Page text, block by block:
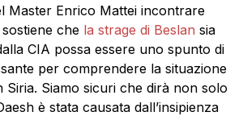
Master Enrico Mattei incontrare
che la strage di Beslan sia
CIA possa essere uno spunto di
per comprendere la situazione
Siria. Siamo sicuri che dirà non solo
è stata causata dall’insipienza